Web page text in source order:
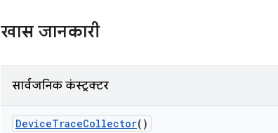
खास जानकारी
सार्वजनिक कंस्ट्रक्टर
DeviceTraceCollector()